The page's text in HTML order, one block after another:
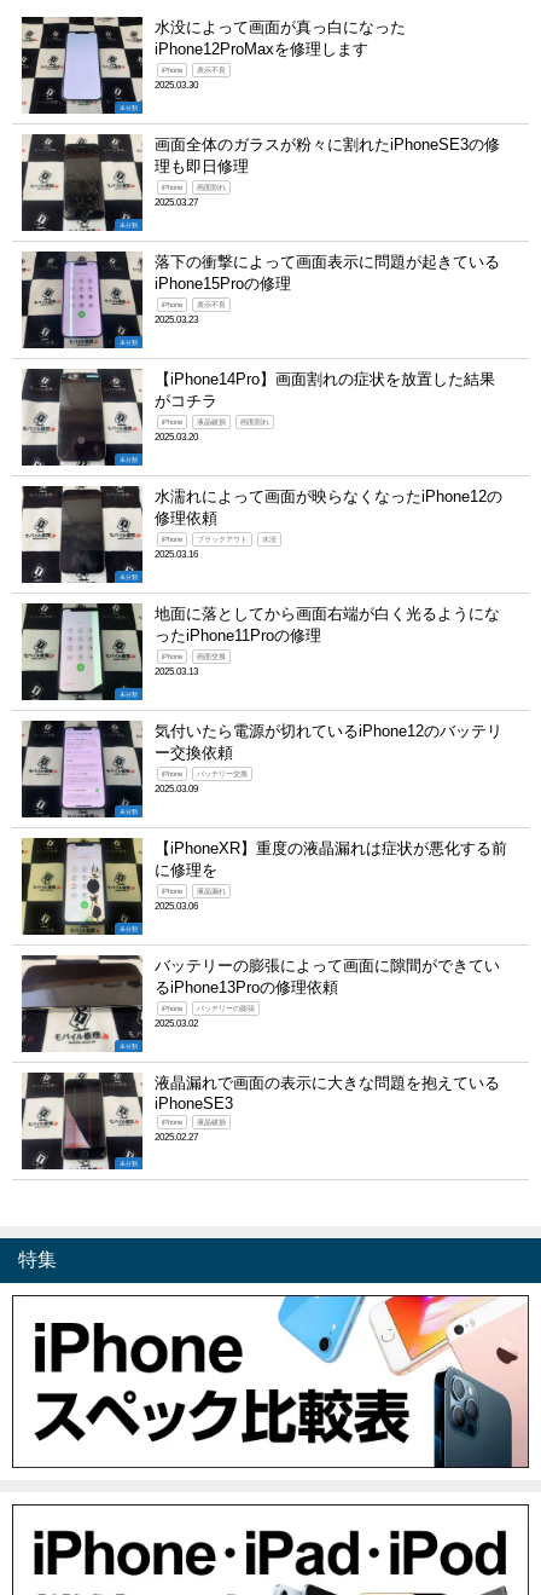
未分類
水没によって画面が真っ白になった
iPhone12ProMaxを修理します
iPhone 表示不良
2025.03.30
未分類
画面全体のガラスが粉々に割れたiPhoneSE3の修
理も即日修理
iPhone 画面割れ
2025.03.27
未分類
落下の衝撃によって画面表示に問題が起きている
iPhone15Proの修理
iPhone 表示不良
2025.03.23
未分類
【iPhone14Pro】画面割れの症状を放置した結果
がコチラ
iPhone 液晶破損 画面割れ
2025.03.20
未分類
水濡れによって画面が映らなくなったiPhone12の
修理依頼
iPhone ブラックアウト 水没
2025.03.16
未分類
地面に落としてから画面右端が白く光るようにな
ったiPhone11Proの修理
iPhone 画面交換
2025.03.13
未分類
気付いたら電源が切れているiPhone12のバッテリ
ー交換依頼
iPhone バッテリー交換
2025.03.09
未分類
【iPhoneXR】重度の液晶漏れは症状が悪化する前
に修理を
iPhone 液晶漏れ
2025.03.06
未分類
バッテリーの膨張によって画面に隙間ができてい
るiPhone13Proの修理依頼
iPhone バッテリーの膨張
2025.03.02
未分類
液晶漏れで画面の表示に大きな問題を抱えている
iPhoneSE3
iPhone 液晶破損
2025.02.27
特集